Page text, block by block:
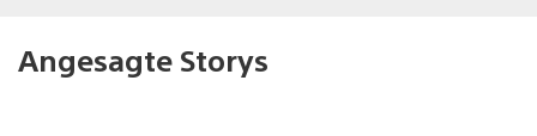
Angesagte Storys